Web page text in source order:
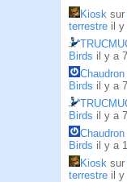
Kiosk sur
terrestre il y
Birds il y a
Chaudron
Birds il y a
Birds il y a
Chaudron
Birds il y a
Kiosk sur
terrestre il y